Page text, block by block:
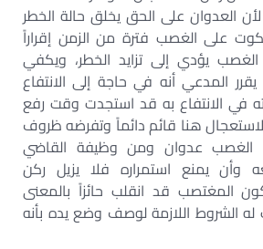
العدوان على الحق يخلق حالة الخطر
على الغصب فترة من الزمن إقراراً
يؤدي إلى تزايد الخطر، ويكفي
المدعي أنه في حاجة إلى الانتفاع
في الانتفاع به قد استجدت وقت رفع
هنا قائم دائماً وتفرضه ظروف
الغصب عدوان ومن وظيفة القاضي
وأن يمنع استمراره فلا يزيل ركن
المغتصب قد انقلب حائزاً بالمعنى
له الشروط اللازمة لوصف وضع يده بأنه